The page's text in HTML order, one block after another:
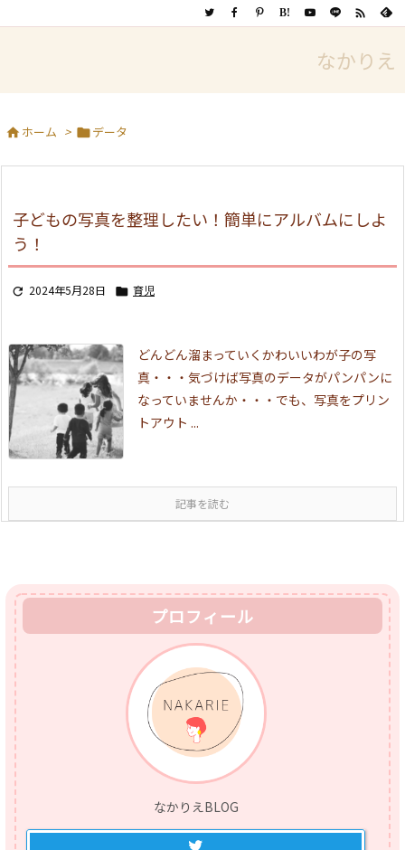
B! 
なかりえ
 ホーム > データ
子どもの写真を整理したい！簡単にアルバムにしよ
う！
 2024年5月28日  育児
どんどん溜まっていくかわいいわが子の写
真・・・ 気づけば写真のデータがパンパンに
なっていませんか・・・ でも、写真をプリン
トアウト ...
記事を読む
プロフィール
なかりえBLOG